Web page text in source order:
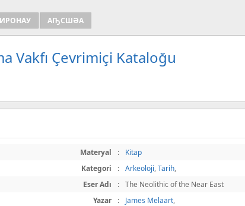
ИРОНАУ АҦСШӘА
Vakfı Çevrimiçi Kataloğu
Materyal :
Kitap
Kategori
: Arkeoloji,Tarih,
Eser Adı
:
The Neolithic of the Near East
Yazar
: James Melaart,